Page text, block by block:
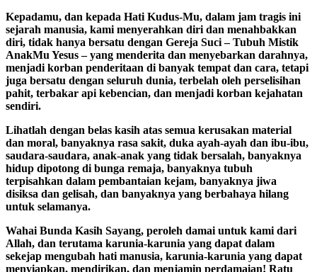
Kepadamu, dan kepada Hati Kudus-Mu, dalam jam tragis ini
sejarah manusia, kami menyerahkan diri dan menahbakkan
diri, tidak hanya bersatu dengan Gereja Suci – Tubuh Mistik
AnakMu Yesus – yang menderita dan menyebarkan darahnya,
menjadi korban penderitaan di banyak tempat dan cara, tetapi
juga bersatu dengan seluruh dunia, terbelah oleh perselisihan
pahit, terbakar api kebencian, dan menjadi korban kejahatan
sendiri.
Lihatlah dengan belas kasih atas semua kerusakan material
dan moral, banyaknya rasa sakit, duka ayah-ayah dan ibu-ibu,
saudara-saudara, anak-anak yang tidak bersalah, banyaknya
hidup dipotong di bunga remaja, banyaknya tubuh
terpisahkan dalam pembantaian kejam, banyaknya jiwa
disiksa dan gelisah, dan banyaknya yang berbahaya hilang
untuk selamanya.
Wahai Bunda Kasih Sayang, peroleh damai untuk kami dari
Allah, dan terutama karunia-karunia yang dapat dalam
sekejap mengubah hati manusia, karunia-karunia yang dapat
menyiapkan, mendirikan, dan menjamin perdamaian! Ratu